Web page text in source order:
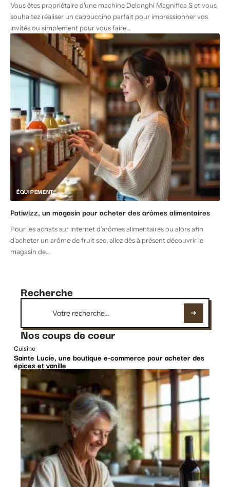
Vous êtes propriétaire d'une machine Delonghi Magnifica S et vous
souhaitez réaliser un cappuccino parfait pour impressionner vos
invités ou simplement pour vous faire…
ÉQUIPEMENT
Patiwizz, un magasin pour acheter des arômes alimentaires
Pour les achats sur internet d’arômes alimentaires ou alors afin
d'acheter un arôme de fruit sec, allez dès à présent découvrir le
magasin de…
Recherche
Nos coups de coeur
Cuisine
Sainte Lucie, une boutique e-commerce pour acheter des
épices et vanille